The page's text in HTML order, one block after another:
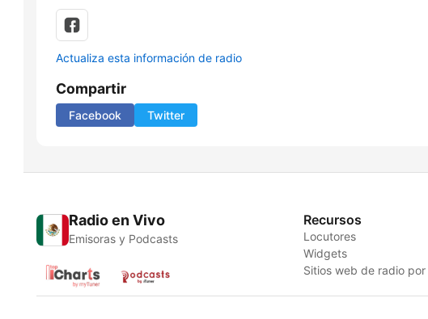
Actualiza esta información de radio
Compartir
Facebook Twitter
Radio en Vivo
Emisoras y Podcasts
Recursos
Locutores
Widgets
Sitios web de radio